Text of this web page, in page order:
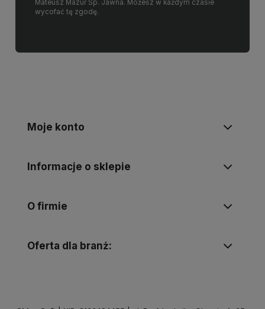
Mateusz Mazur Sp. Jawna. Możesz w każdym czasie
wycofać tę zgodę.
Moje konto
Informacje o sklepie
O firmie
Oferta dla branż: